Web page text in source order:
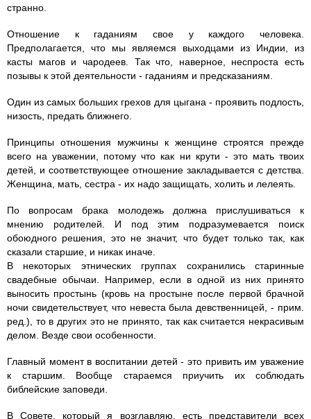
странно.
Отношение к гаданиям свое у каждого человека.
Предполагается, что мы являемся выходцами из Индии, из
касты магов и чародеев. Так что, наверное, неспроста есть
позывы к этой деятельности - гаданиям и предсказаниям.
Один из самых больших грехов для цыгана - проявить подлость,
низость, предать ближнего.
Принципы отношения мужчины к женщине строятся прежде
всего на уважении, потому что как ни крути - это мать твоих
детей, и соответствующее отношение закладывается с детства.
Женщина, мать, сестра - их надо защищать, холить и лелеять.
По вопросам брака молодежь должна прислушиваться к
мнению родителей. И под этим подразумевается поиск
обоюдного решения, это не значит, что будет только так, как
сказали старшие, и никак иначе.
В некоторых этнических группах сохранились старинные
свадебные обычаи. Например, если в одной из них принято
выносить простынь (кровь на простыне после первой брачной
ночи свидетельствует, что невеста была девственницей, - прим.
ред.), то в других это не принято, так как считается некрасивым
делом. Везде свои особенности.
Главный момент в воспитании детей - это привить им уважение
к старшим. Вообще стараемся приучить их соблюдать
библейские заповеди.
В Совете, который я возглавляю, есть представители всех